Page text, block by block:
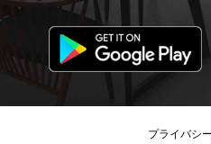
プライバシ